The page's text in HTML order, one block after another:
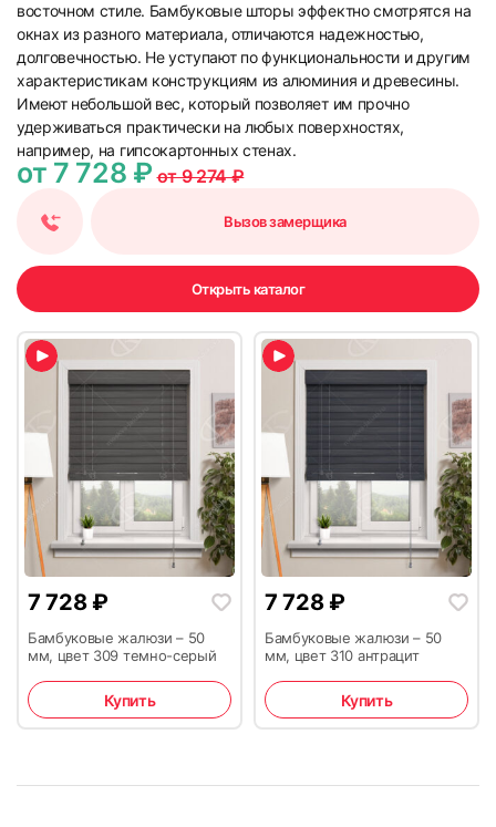
восточном стиле. Бамбуковые шторы эффектно смотрятся на
окнах из разного материала, отличаются надежностью,
долговечностью. Не уступают по функциональности и другим
характеристикам конструкциям из алюминия и древесины.
Имеют небольшой вес, который позволяет им прочно
удерживаться практически на любых поверхностях,
например, на гипсокартонных стенах.
от 7 728 ₽от 9 274 ₽
Вызов замерщика
Открыть каталог
7 728 ₽
Бамбуковые жалюзи – 50
мм, цвет 309 темно-серый
Купить
7 728 ₽
Бамбуковые жалюзи – 50
мм, цвет 310 антрацит
Купить